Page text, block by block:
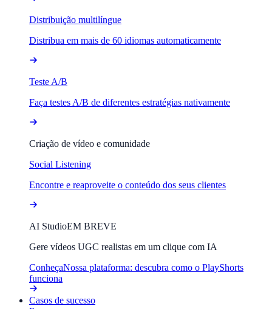
Distribuição multilíngue
Distribua em mais de 60 idiomas automaticamente
Teste A/B
Faça testes A/B de diferentes estratégias nativamente
Criação de vídeo e comunidade
Social Listening
Encontre e reaproveite o conteúdo dos seus clientes
AI StudioEM BREVE
Gere vídeos UGC realistas em um clique com IA
ConheçaNossa plataforma: descubra como o PlayShorts
funciona
Casos de sucesso